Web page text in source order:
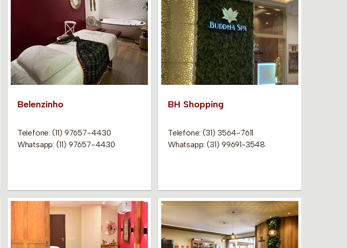
Belenzinho
Telefone: (11) 97657-4430
Whatsapp: (11) 97657-4430
BH Shopping
Telefone: (31) 3564-7611
Whatsapp: (31) 99691-3548